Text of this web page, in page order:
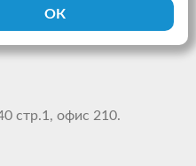
стр.1, офис 210.